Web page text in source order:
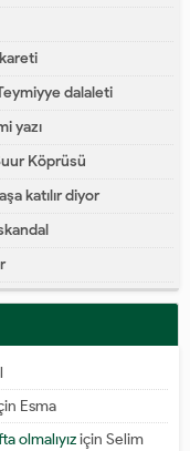
dalaleti
yazı
Köprüsü
katılır diyor
Esma
olmalıyıziçin Selim